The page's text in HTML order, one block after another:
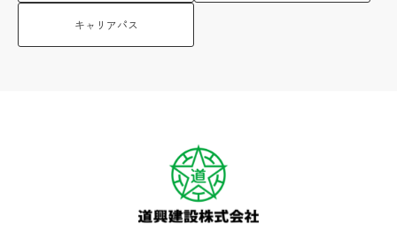
キャリアパス